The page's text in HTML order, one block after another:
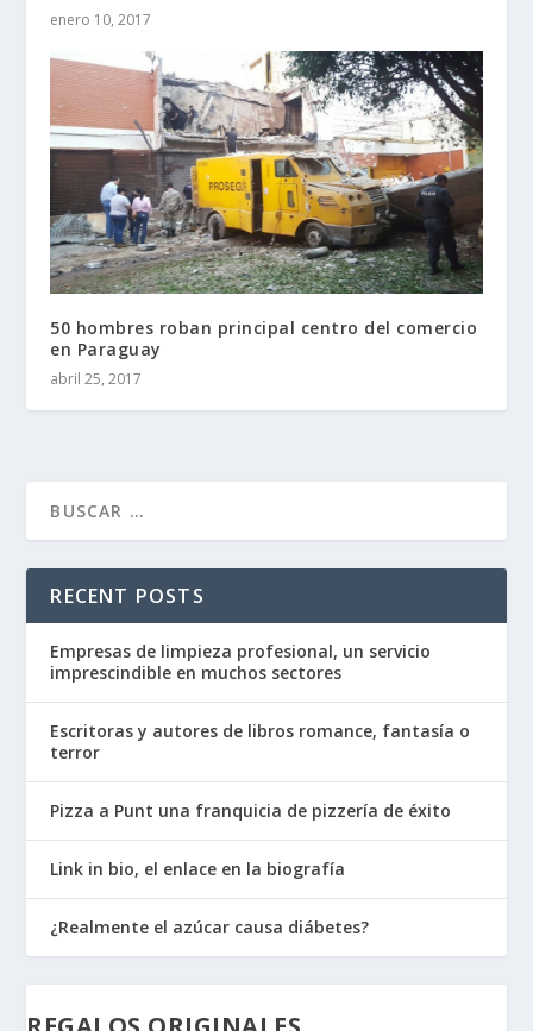
enero 10, 2017
50 hombres roban principal centro del comercio
en Paraguay
abril 25, 2017
RECENT POSTS
Empresas de limpieza profesional, un servicio
imprescindible en muchos sectores
Escritoras y autores de libros romance, fantasía o
terror
Pizza a Punt una franquicia de pizzería de éxito
Link in bio, el enlace en la biografía
¿Realmente el azúcar causa diábetes?